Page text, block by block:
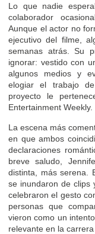
Lo que nadie
colaborador
Aunque el actor no
ejecutivo del filme,
semanas atrás. Su
ignorar: vestido con
algunos medios y
elogiar el trabajo
proyecto le
Entertainment Weekly.
La escena más
en que ambos
declaraciones
breve saludo,
distinta, más serena.
se inundaron de clips
celebraron el gesto
personas que
vieron como un
relevante en la carrera